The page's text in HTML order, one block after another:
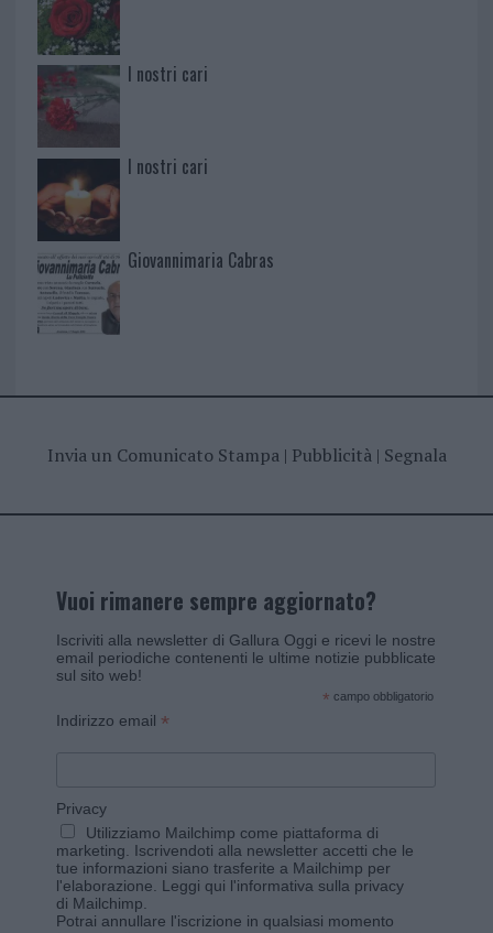
I nostri cari
I nostri cari
Giovannimaria Cabras
Invia un Comunicato Stampa| Pubblicità| Segnala
Vuoi rimanere sempre aggiornato?
Iscriviti alla newsletter di Gallura Oggi e ricevi le nostre
email periodiche contenenti le ultime notizie pubblicate
sul sito web!
* campo obbligatorio
Indirizzo email *
Privacy
Utilizziamo Mailchimp come piattaforma di
marketing. Iscrivendoti alla newsletter accetti che le
tue informazioni siano trasferite a Mailchimp per
l'elaborazione. Leggi qui l'informativa sulla privacy
di Mailchimp
Potrai annullare l'iscrizione in qualsiasi momento